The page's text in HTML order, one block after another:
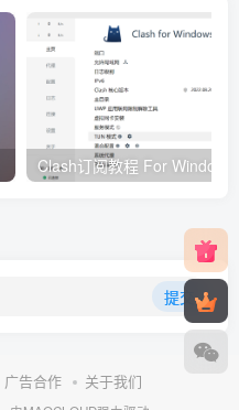
提交
广告合作 关于我们